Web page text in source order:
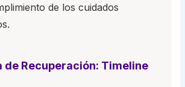
de los cuidados
de Recuperación: Timeline